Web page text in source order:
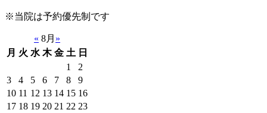
※当院は予約優先制です
« 8月 »
月 火 水 木 金 土 日
1
2
3
4 5 6 7 8
9
10 11 12 13 14 15 16
17 18 19 20 21 22 23